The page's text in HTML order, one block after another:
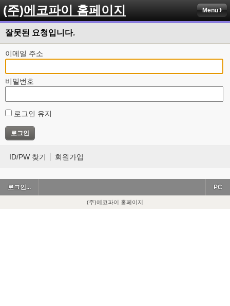
(주)에코파이 홈페이지 Menu
잘못된 요청입니다.
이메일 주소
비밀번호
로그인 유지
ID/PW 찾기 회원가입
로그인... PC
(주)에코파이 홈페이지